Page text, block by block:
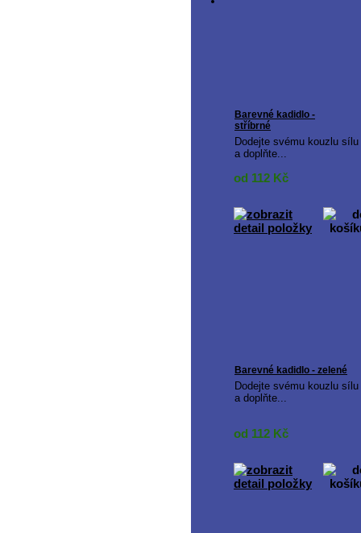
Barevné kadidlo -
stříbrné
Dodejte svému kouzlu sílu
a doplňte...
od 112 Kč
Barevné kadidlo - zelené
Dodejte svému kouzlu sílu
a doplňte...
od 112 Kč